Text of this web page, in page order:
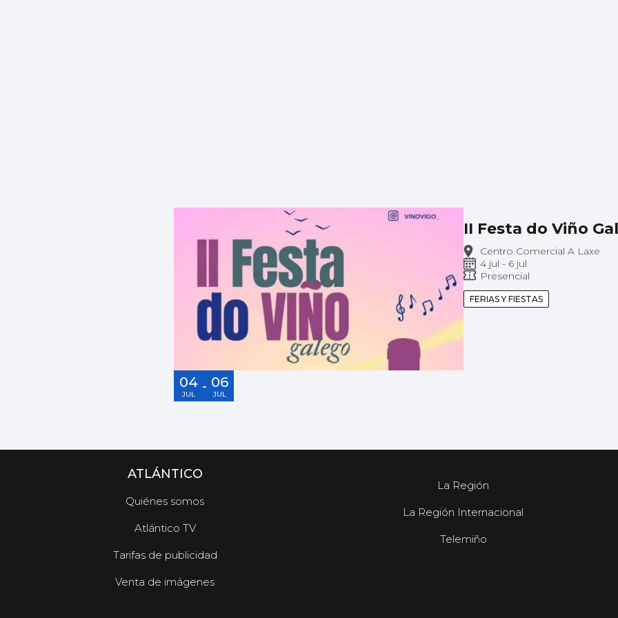
04
JUL - 06
JUL
II Festa do Viño
Centro Comercial A Laxe
4 jul - 6 jul
Presencial
FERIAS Y FIESTAS
ATLÁNTICO
Quiénes somos
Atlántico TV
Tarifas de publicidad
Venta de imágenes
La Región
La Región Internacional
Telemiño